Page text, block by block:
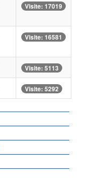
Visite: 17019
Visite: 16581
Visite: 5113
Visite: 5292